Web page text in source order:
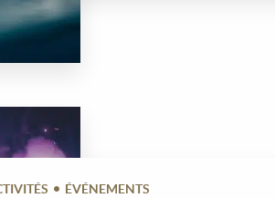
ÉVÉNEMENTS